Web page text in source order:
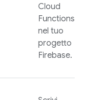
Cloud
Functions
nel tuo
progetto
Firebase.